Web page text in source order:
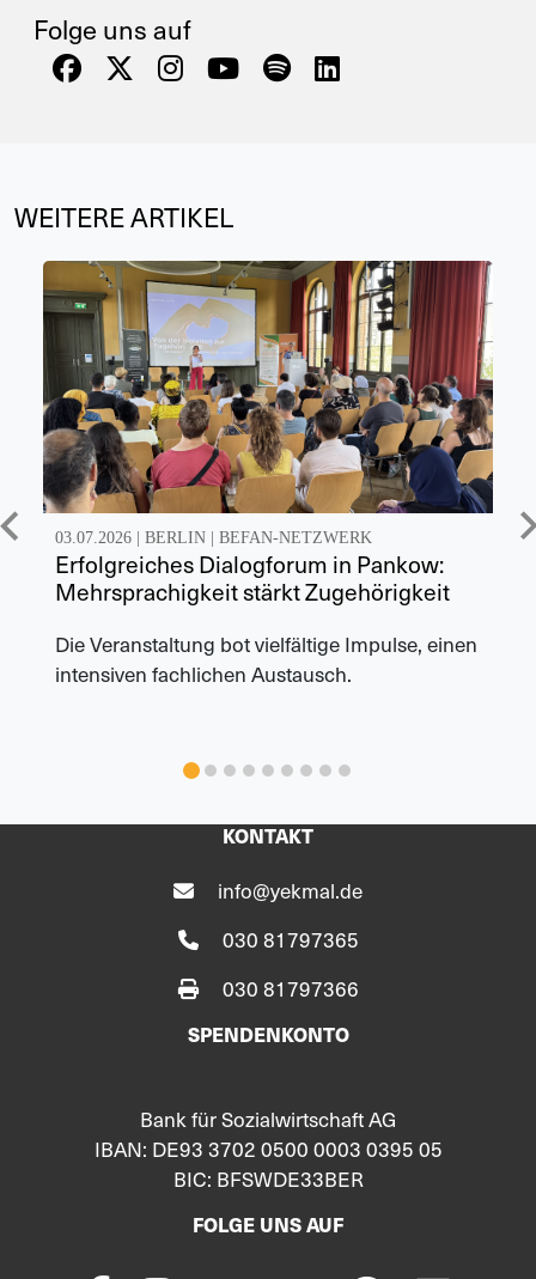
Folge uns auf
WEITERE ARTIKEL
03.07.2026 | BERLIN | BEFAN-NETZWERK
Erfolgreiches Dialogforum in Pankow:
Mehrsprachigkeit stärkt Zugehörigkeit
Die Veranstaltung bot vielfältige Impulse, einen
intensiven fachlichen Austausch.
KONTAKT
info@yekmal.de
030 81797365
030 81797366
SPENDENKONTO
Bank für Sozialwirtschaft AG
IBAN: DE93 3702 0500 0003 0395 05
BIC: BFSWDE33BER
FOLGE UNS AUF